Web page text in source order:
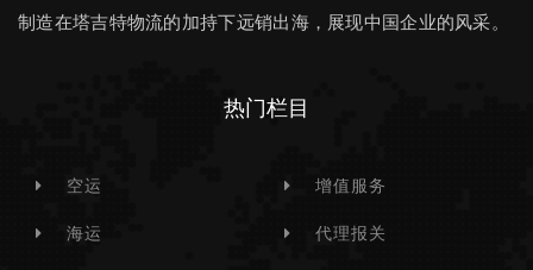
制造在塔吉特物流的加持下远销出海，展现中国企业的风采。
热门栏目
空运
海运
增值服务
代理报关